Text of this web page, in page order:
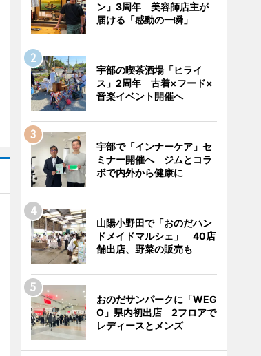
ン」3周年 美容師店主が
届ける「感動の一瞬」
宇部の喫茶酒場「ヒライ
ス」2周年 古着×フード×
音楽イベント開催へ
宇部で「インナーケア」セ
ミナー開催へ ジムとコラ
ボで内外から健康に
山陽小野田で「おのだハン
ドメイドマルシェ」 40店
舗出店、野菜の販売も
おのだサンパークに「WEG
O」県内初出店 2フロアで
レディースとメンズ